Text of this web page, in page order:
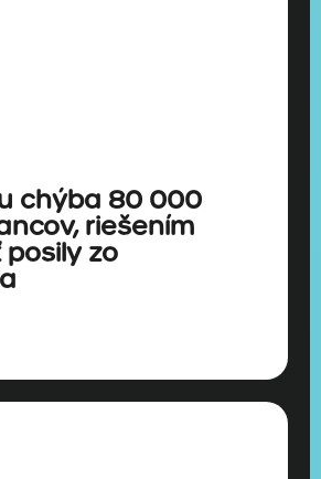
chýba 80 000
riešením
zo